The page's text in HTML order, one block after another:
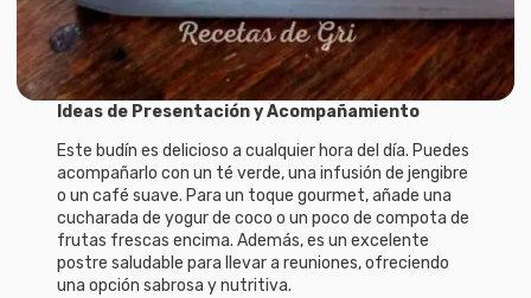
Ideas de Presentación y Acompañamiento
Este budín es delicioso a cualquier hora del día. Puedes
acompañarlo con un té verde, una infusión de jengibre
o un café suave. Para un toque gourmet, añade una
cucharada de yogur de coco o un poco de compota de
frutas frescas encima. Además, es un excelente
postre saludable para llevar a reuniones, ofreciendo
una opción sabrosa y nutritiva.